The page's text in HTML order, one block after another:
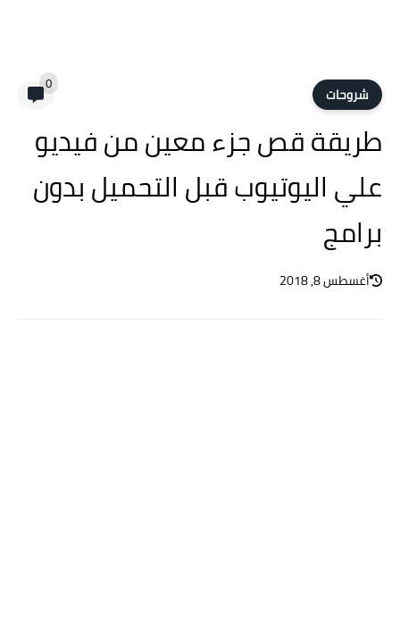
شروحات 0
طريقة قص جزء معين من فيديو
علي اليوتيوب قبل التحميل بدون
برامج
أغسطس 8, 2018